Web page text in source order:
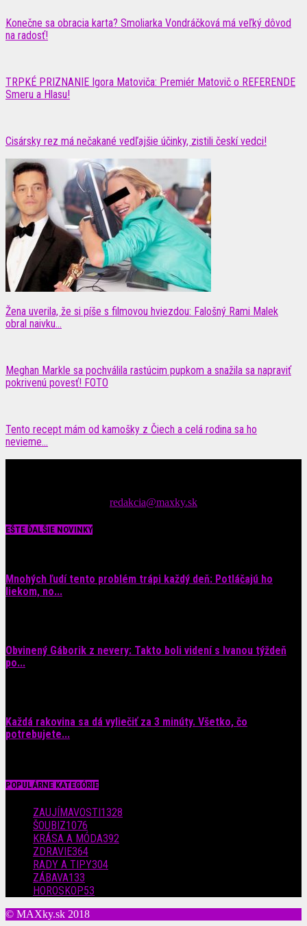
Konečne sa obracia karta? Smoliarka Vondráčková má veľký dôvod
na radosť!
TRPKÉ PRIZNANIE Igora Matoviča: Premiér Matovič o REFERENDE
Smeru a Hlasu!
Cisársky rez má nečakané vedľajšie účinky, zistili českí vedci!
Žena uverila, že si píše s filmovou hviezdou: Falošný Rami Malek
obral naivku...
Meghan Markle sa pochválila rastúcim pupkom a snažila sa napraviť
pokrivenú povesť! FOTO
Tento recept mám od kamošky z Čiech a celá rodina sa ho
nevieme...
redakcia@maxky.sk
EŠTE ĎALŠIE NOVINKY
Mnohých ľudí tento problém trápi každý deň: Potláčajú ho
liekom, no...
Obvinený Gáborik z nevery: Takto boli videní s Ivanou týždeň
po...
Každá rakovina sa dá vyliečiť za 3 minúty. Všetko, čo
potrebujete...
POPULÁRNE KATEGÓRIE
ZAUJÍMAVOSTI1328
ŠOUBIZ1076
KRÁSA A MÓDA392
ZDRAVIE364
RADY A TIPY304
ZÁBAVA133
HOROSKOP53
© MAXky.sk 2018